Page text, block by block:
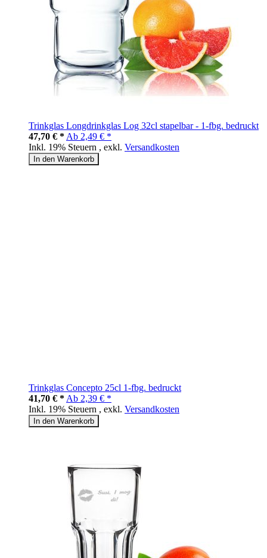
Trinkglas Longdrinkglas Log 32cl stapelbar - 1-fbg. bedruckt
47,70 € * Ab 2,49 € *
Inkl. 19% Steuern , exkl. Versandkosten
In den Warenkorb
Trinkglas Concepto 25cl 1-fbg. bedruckt
41,70 € * Ab 2,39 € *
Inkl. 19% Steuern , exkl. Versandkosten
In den Warenkorb